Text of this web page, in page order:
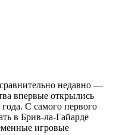
сравнительно недавно —
впервые открылись
С самого первого
в Брив-ла-Гайарде
игровые